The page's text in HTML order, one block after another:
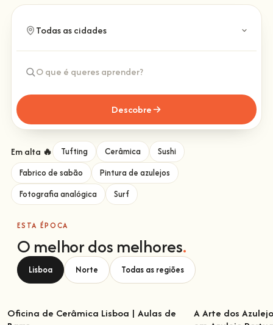
Descobre
Em alta 🔥 Tufting Cerâmica
Sushi
Fabrico de sabão
Pintura de azulejos
Fotografia analógica
Surf
ESTA ÉPOCA
O melhor dos melhores.
Lisboa Norte Todas as regiões
Oficina de Cerâmica Lisboa | Aulas de
A Arte dos